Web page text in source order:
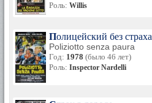
Роль: Willis
Полицейский без страха
Poliziotto senza paura
Год: 1978 (было 46 лет)
Роль: Inspector Nardelli